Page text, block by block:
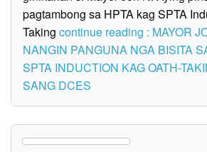
pagtambong sa HPTA kag SPTA
Taking continue reading : MAYOR
NANGIN PANGUNA NGA BISITA
SPTA INDUCTION KAG OATH-
SANG DCES